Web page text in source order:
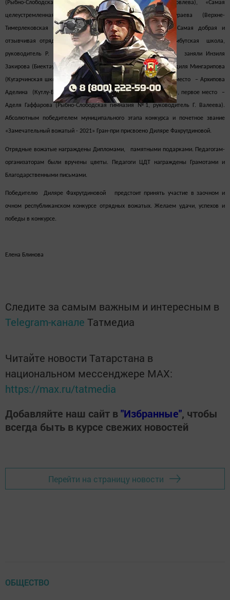
(Рыбно-Слободская школа №2, руководитель А. Яковлева), «Самая
целеустремленная отрядная вожатая» Гульнара Джураева (Верхне-
Тимерлековская школа, руководитель Г. Габдрахманова), «Самая добрая и
отзывчивая отрядная вожатая» – Самира Сулейманова (Шумбутская школа,
руководитель Р. Файзуллина). По итогам конкурса 3 место заняли Инзиля
Закирова (Биектауская школа, руководитель И. Камасина) и Адиля Мингарипова
(Кугарчинская школа, руководитель Ф. Мубаракшина), второе место – Архипова
Аделина (Кутлу-Букашская школа, руководитель Р. Гатауллина), первое место –
Аделя Гаффарова (Рыбно-Слободская гимназия №1, руководитель Г. Валеева).
Абсолютным победителем муниципального этапа конкурса и почетное звание
«Замечательный вожатый - 2021» Гран-при присвоено Диляре Фахрутдиновой.
Отрядные вожатые награждены Дипломами, памятными подарками. Педагогам-
организаторам были вручены цветы. Педагоги ЦДТ награждены Грамотами и
Благодарственными письмами.
Победителю Диляре Фахрутдиновой предстоит принять участие в заочном и
очном республиканском конкурсе отрядных вожатых. Желаем удачи, успехов и
победы в конкурсе.
Елена Блинова
Следите за самым важным и интересным в
Telegram-канале Татмедиа
Читайте новости Татарстана в
национальном мессенджере MАХ:
https://max.ru/tatmedia
Добавляйте наш сайт в"Избранные", чтобы
всегда быть в курсе свежих новостей
Перейти на страницу новости
ОБЩЕСТВО